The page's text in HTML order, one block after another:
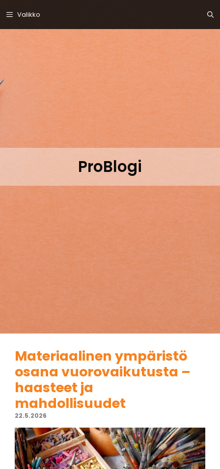
sisältöön
Valikko
ProBlogi
Materiaalinen ympäristö
osana vuorovaikutusta –
haasteet ja
mahdollisuudet
22.5.2026